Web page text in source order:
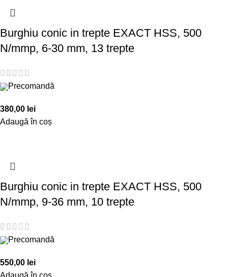
Burghiu conic in trepte EXACT HSS, 500
N/mmp, 6-30 mm, 13 trepte
Precomandă
380,00 lei
Adaugă în coș
Burghiu conic in trepte EXACT HSS, 500
N/mmp, 9-36 mm, 10 trepte
Precomandă
550,00 lei